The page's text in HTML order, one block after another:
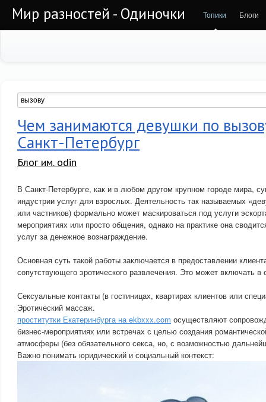
Мир разностей - Одиночки Топики Блоги
Чем занимаются девушки по
Санкт-Петербург
Блог им. odin
В Санкт-Петербурге, как и в любом другом крупном городе мира,
индустрии услуг для взрослых. Деятельность так называемых
или частников) формально может маскироваться под услуги
мероприятиях или просто общения, однако на практике она
услуг за денежное вознаграждение.
Основная суть такой работы заключается в предоставлении
сопутствующего эротического развлечения. Это может включать в
Сексуальные контакты (в гостиницах, квартирах клиентов или
Эротический массаж.
проститутки Екатеринбурга на ekbxxx.com осуществляют
бизнес-мероприятиях или встречах с целью создания
атмосферы (без обязательного секса, но, с возможностью
Важно понимать юридический и социальный контекст: